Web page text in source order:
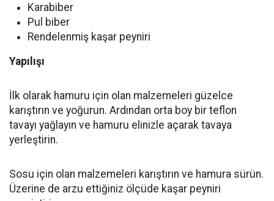
Karabiber
Pul biber
Rendelenmiş kaşar peyniri
Yapılışı
İlk olarak hamuru için olan malzemeleri güzelce
karıştırın ve yoğurun. Ardından orta boy bir teflon
tavayı yağlayın ve hamuru elinizle açarak tavaya
yerleştirin.
Sosu için olan malzemeleri karıştırın ve hamura sürün.
Üzerine de arzu ettiğiniz ölçüde kaşar peyniri